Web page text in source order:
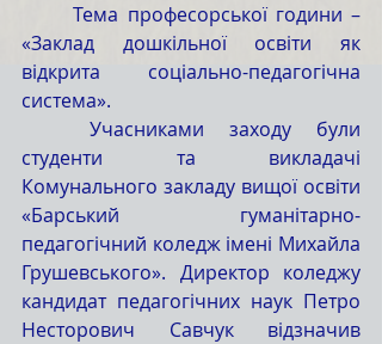
	Тема професорської години –
«Заклад дошкільної освіти як
відкрита соціально-педагогічна
система».
студенти та викладачі
Комунального закладу вищої освіти
«Барський гуманітарно-
педагогічний коледж імені Михайла
Грушевського». Директор коледжу
кандидат педагогічних наук Петро
Несторович Савчук відзначив